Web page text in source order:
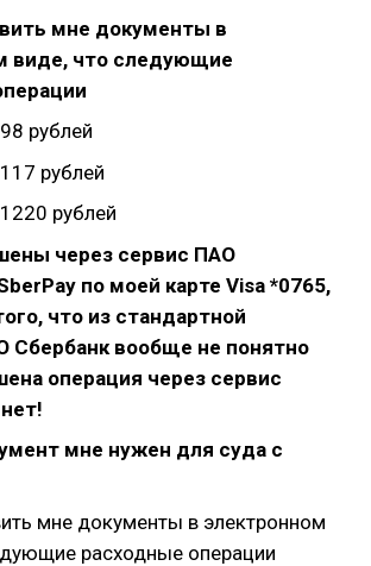
мне документы в
виде, что следующие
рублей
рублей
рублей
через сервис ПАО
по моей карте Visa *0765,
что из стандартной
Сбербанк вообще не понятно
операция через сервис
мне нужен для суда с
мне документы в электронном
расходные операции